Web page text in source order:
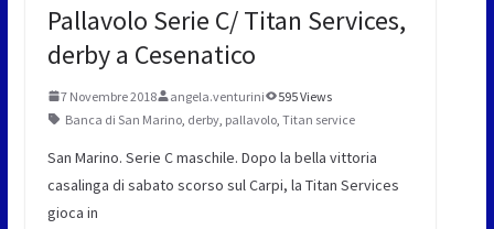
Pallavolo Serie C/ Titan Services,
derby a Cesenatico
7 Novembre 2018 angela.venturini
595 Views
Banca di San Marino, derby, pallavolo, Titan service
San Marino. Serie C maschile. Dopo la bella vittoria
casalinga di sabato scorso sul Carpi, la Titan Services
gioca in